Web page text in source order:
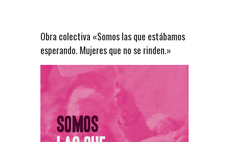
Obra colectiva «Somos las que estábamos
esperando. Mujeres que no se rinden.»